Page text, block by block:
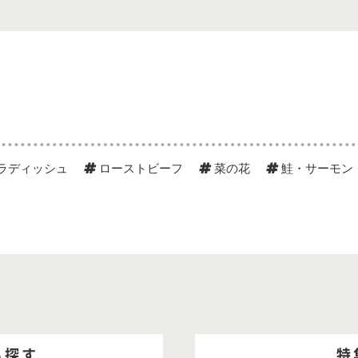
ディッシュ ローストビーフ 菜の花 鮭・サーモン
す 特